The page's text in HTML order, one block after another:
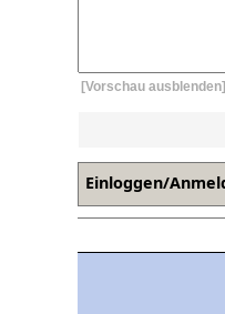
[Vorschau ausblenden]